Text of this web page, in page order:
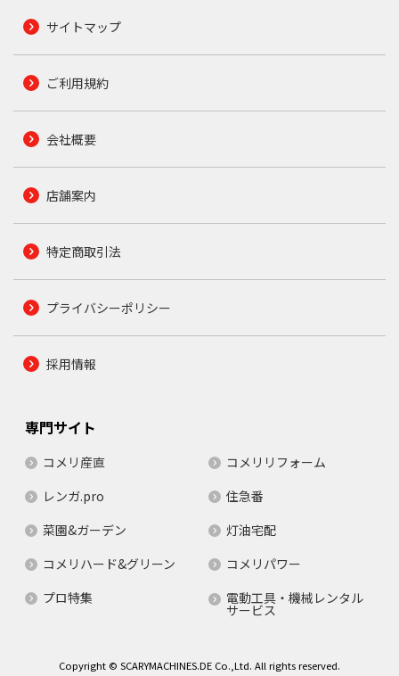
サイトマップ
ご利用規約
会社概要
店舗案内
特定商取引法
プライバシーポリシー
採用情報
専門サイト
コメリ産直
コメリリフォーム
レンガ.pro
住急番
菜園&ガーデン
灯油宅配
コメリハード&グリーン
コメリパワー
プロ特集
電動工具・機械レンタル
サービス
Copyright © SCARYMACHINES.DE Co.,Ltd. All rights reserved.